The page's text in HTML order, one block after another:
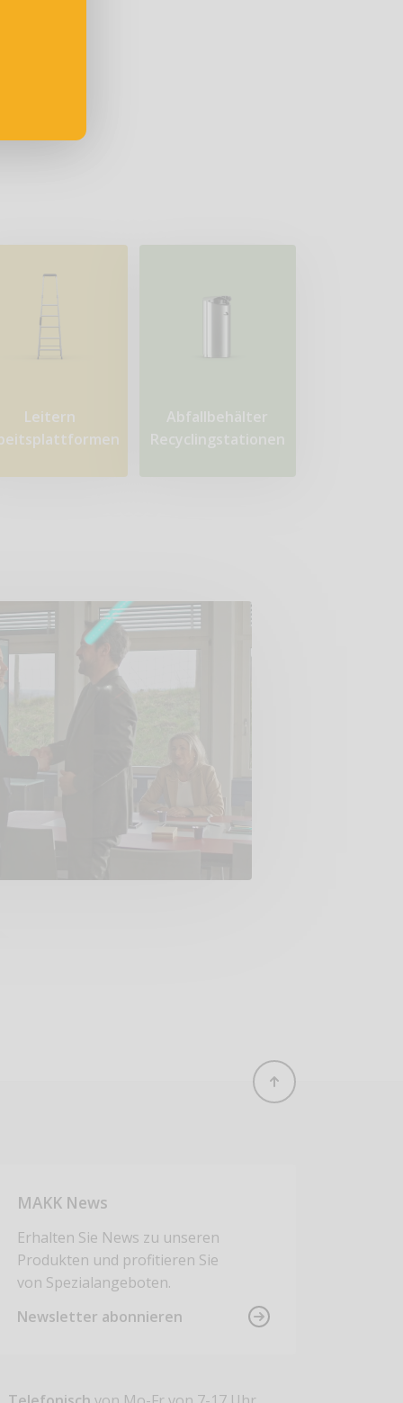
Leitern
Abfallbehälter
Recyclingstationen
MAKK News
Erhalten Sie News zu unseren
Produkten und profitieren Sie
von Spezialangeboten.
Newsletter abonnieren